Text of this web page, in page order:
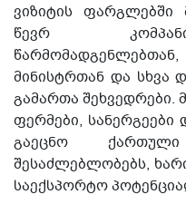
ვიზიტის ფარგლებში
წევრ
მინისტრთან და სხვა
გამართა შეხვედრები.
ფერმები,
გაეცნო
შესაძლებლობებს,
საექსპორტო